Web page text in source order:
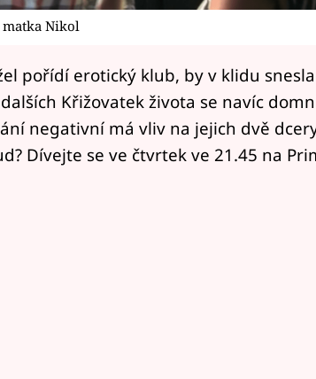
matka Nikol
pořídí erotický klub, by v klidu
Křižovatek života se navíc
negativní má vliv na jejich dvě
Dívejte se ve čtvrtek ve 21.45 na